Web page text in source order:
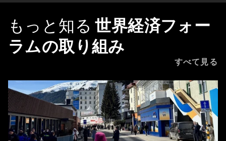
もっと知る 世界経済フォー
ラムの取り組み
すべて見る